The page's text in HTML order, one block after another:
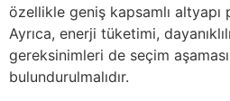
özellikle geniş kapsamlı
Ayrıca, enerji tüketimi,
gereksinimleri de seçim
bulundurulmalıdır.